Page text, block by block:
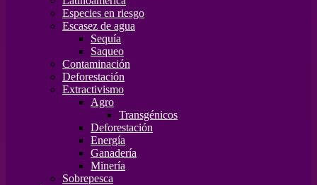
Especies en riesgo
Escasez de agua
Sequía
Saqueo
Contaminación
Deforestación
Extractivismo
Agro
Transgénicos
Deforestación
Energía
Ganadería
Minería
Sobrepesca